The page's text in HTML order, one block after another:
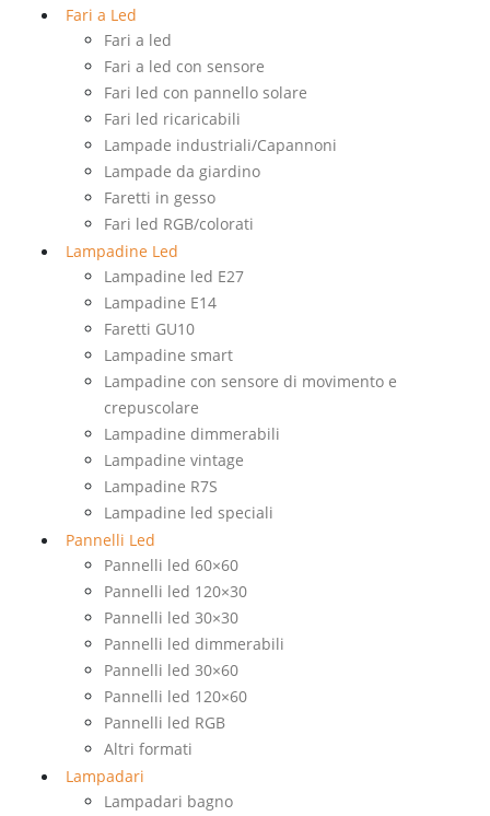
Fari a Led
Fari a led
Fari a led con sensore
Fari led con pannello solare
Fari led ricaricabili
Lampade industriali/Capannoni
Lampade da giardino
Faretti in gesso
Fari led RGB/colorati
Lampadine Led
Lampadine led E27
Lampadine E14
Faretti GU10
Lampadine smart
Lampadine con sensore di movimento e
crepuscolare
Lampadine dimmerabili
Lampadine vintage
Lampadine R7S
Lampadine led speciali
Pannelli Led
Pannelli led 60×60
Pannelli led 120×30
Pannelli led 30×30
Pannelli led dimmerabili
Pannelli led 30×60
Pannelli led 120×60
Pannelli led RGB
Altri formati
Lampadari
Lampadari bagno